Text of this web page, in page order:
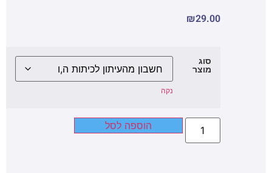
₪29.00
סוג
מוצר
נקה
הוספה לסל